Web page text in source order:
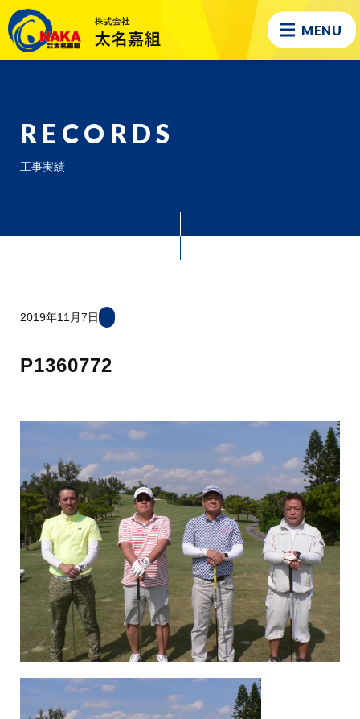
MENU
RECORDS
工事実績
2019年11月7日
P1360772